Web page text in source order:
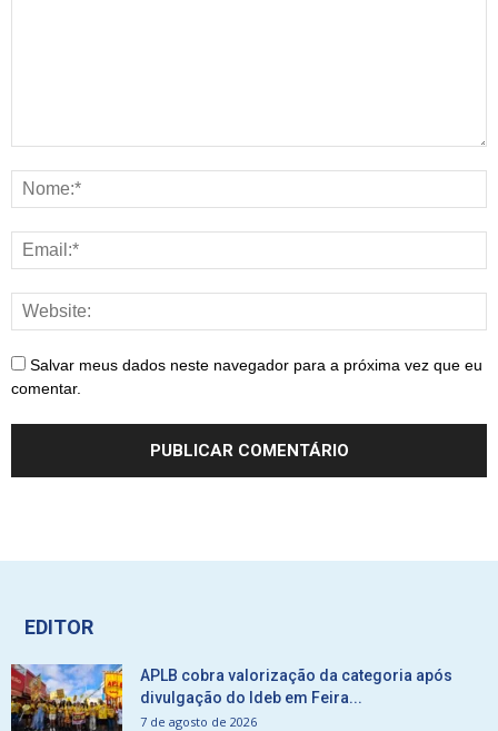
Salvar meus dados neste navegador para a próxima vez que eu
comentar.
EDITOR
APLB cobra valorização da categoria após
divulgação do Ideb em Feira...
7 de agosto de 2026